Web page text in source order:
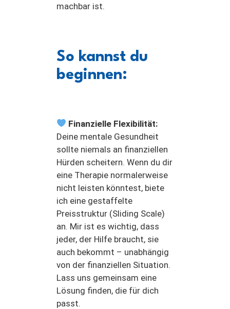
machbar ist.
So kannst du
beginnen:
Finanzielle Flexibilität:
Deine mentale Gesundheit
sollte niemals an finanziellen
Hürden scheitern. Wenn du dir
eine Therapie normalerweise
nicht leisten könntest, biete
ich eine gestaffelte
Preisstruktur (Sliding Scale)
an. Mir ist es wichtig, dass
jeder, der Hilfe braucht, sie
auch bekommt – unabhängig
von der finanziellen Situation.
Lass uns gemeinsam eine
Lösung finden, die für dich
passt.